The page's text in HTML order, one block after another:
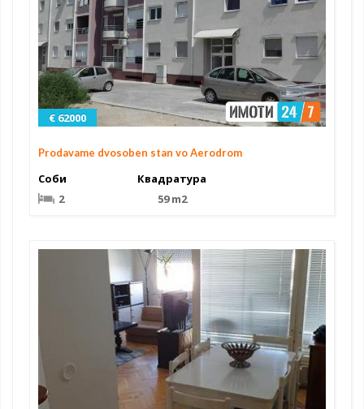
€ 62000
Prodavame dvosoben stan vo Aerodrom
Соби
2
Квадратура
59 m2